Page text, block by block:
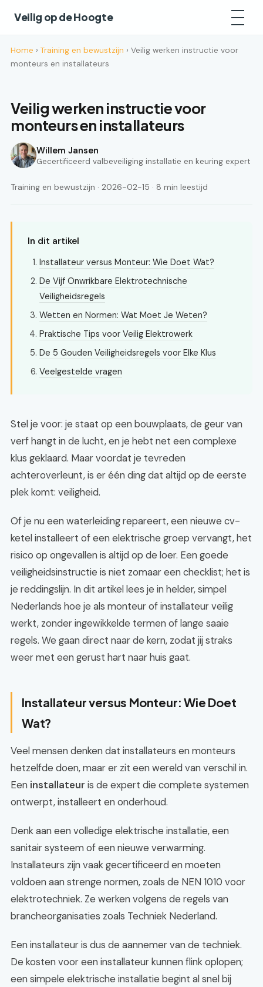
Veilig op de Hoogte
Home › Training en bewustzijn › Veilig werken instructie voor
monteurs en installateurs
Veilig werken instructie voor
monteurs en installateurs
Willem Jansen
Gecertificeerd valbeveiliging installatie en keuring expert
Training en bewustzijn · 2026-02-15 · 8 min leestijd
In dit artikel
Installateur versus Monteur: Wie Doet Wat?
De Vijf Onwrikbare Elektrotechnische
Veiligheidsregels
Wetten en Normen: Wat Moet Je Weten?
Praktische Tips voor Veilig Elektrowerk
De 5 Gouden Veiligheidsregels voor Elke Klus
Veelgestelde vragen
Stel je voor: je staat op een bouwplaats, de geur van
verf hangt in de lucht, en je hebt net een complexe
klus geklaard. Maar voordat je tevreden
achteroverleunt, is er één ding dat altijd op de eerste
plek komt: veiligheid.
Of je nu een waterleiding repareert, een nieuwe cv-
ketel installeert of een elektrische groep vervangt, het
risico op ongevallen is altijd op de loer. Een goede
veiligheidsinstructie is niet zomaar een checklist; het is
je reddingslijn. In dit artikel lees je in helder, simpel
Nederlands hoe je als monteur of installateur veilig
werkt, zonder ingewikkelde termen of lange saaie
regels. We gaan direct naar de kern, zodat jij straks
weer met een gerust hart naar huis gaat.
Installateur versus Monteur: Wie Doet
Wat?
Veel mensen denken dat installateurs en monteurs
hetzelfde doen, maar er zit een wereld van verschil in.
Een installateur is de expert die complete systemen
ontwerpt, installeert en onderhoud.
Denk aan een volledige elektrische installatie, een
sanitair systeem of een nieuwe verwarming.
Installateurs zijn vaak gecertificeerd en moeten
voldoen aan strenge normen, zoals de NEN 1010 voor
elektrotechniek. Ze werken volgens de regels van
brancheorganisaties zoals Techniek Nederland.
Een installateur is dus de aannemer van de techniek.
De kosten voor een installateur kunnen flink oplopen;
een simpele elektrische installatie begint al snel bij